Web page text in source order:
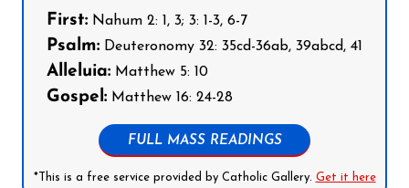
First: Nahum 2: 1, 3; 3: 1-3, 6-7
Psalm: Deuteronomy 32: 35cd-36ab, 39abcd, 41
Alleluia: Matthew 5: 10
Gospel: Matthew 16: 24-28
FULL MASS READINGS
*This is a free service provided by Catholic Gallery. Get it here